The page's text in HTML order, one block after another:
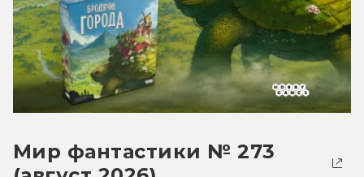
Мир фантастики № 273